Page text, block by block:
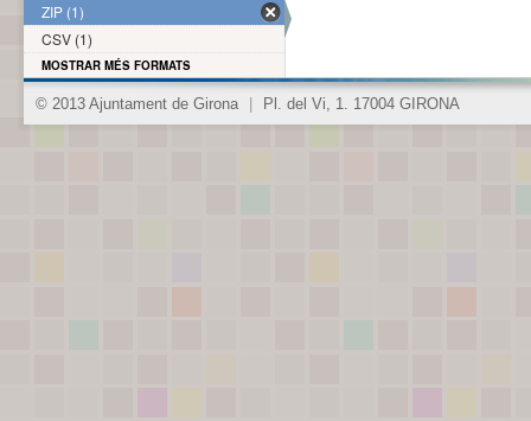
ZIP (1)
CSV (1)
MOSTRAR MÉS FORMATS
© 2013 Ajuntament de Girona Pl. del Vi, 1. 17004 GIRONA